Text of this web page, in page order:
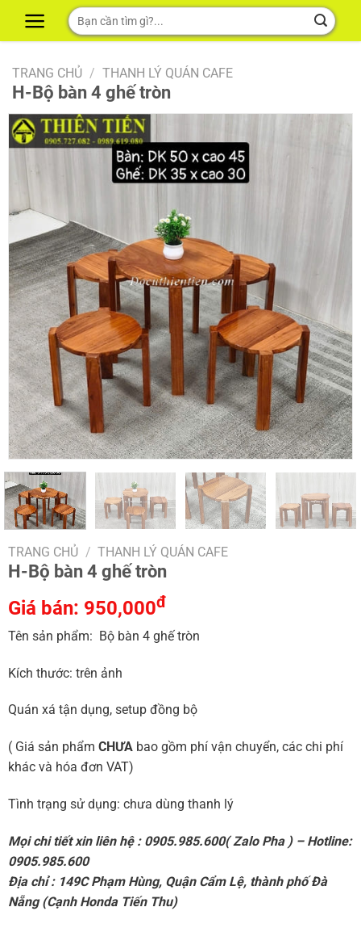
Tìm
kiếm:
TRANG CHỦ / THANH LÝ QUÁN CAFE
H-Bộ bàn 4 ghế tròn
TRANG CHỦ / THANH LÝ QUÁN CAFE
H-Bộ bàn 4 ghế tròn
Giá bán: 950,000đ
Tên sản phẩm: Bộ bàn 4 ghế tròn
Kích thước: trên ảnh
Quán xá tận dụng, setup đồng bộ
( Giá sản phẩm CHƯAbao gồm phí vận chuyển, các chi phí
khác và hóa đơn VAT)
Tình trạng sử dụng: chưa dùng thanh lý
Mọi chi tiết xin liên hệ : 0905.985.600( Zalo Pha ) – Hotline:
0905.985.600
Địa chỉ : 149C Phạm Hùng, Quận Cẩm Lệ, thành phố Đà
Nẵng (Cạnh Honda Tiến Thu)